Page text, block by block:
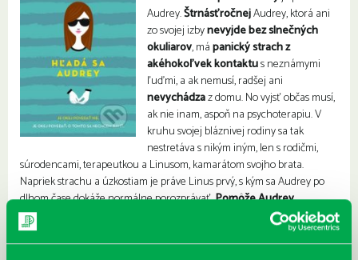
Audrey.ŠtrnásťročnejAudrey, ktorá ani
zo svojej izbynevyjde bez slnečných
okuliarov, mápanický strach z
akéhokoľvek kontaktus neznámymi
ľuďmi, a ak nemusí, radšej ani
nevychádzaz domu. No vyjsť občas musí,
ak nie inam, aspoň na psychoterapiu. V
kruhu svojej bláznivej rodiny sa tak
nestretáva s nikým iným, len s rodičmi,
súrodencami, terapeutkou a Linusom, kamarátom svojho brata.
Napriek strachu a úzkostiam je práve Linus prvý, s kým sa Audrey po
dlhom čase dokáže normálne porozprávať.Pomôže Audrey
priateľstvo s Linusom vymaniť sa z problémov?
Zostane len pri
priateľstve? To všetko sa dozviete v tejto
knižke plnej romantiky,
smútku, no najmä vtipu.